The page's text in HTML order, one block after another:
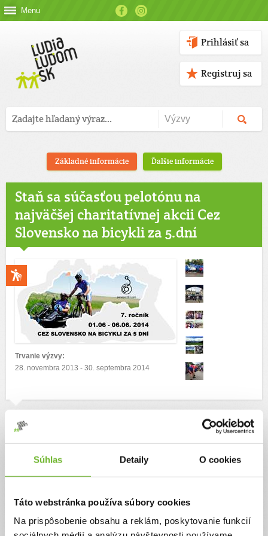
Súhlas Detaily O cookies
Táto webstránka používa súbory cookies
Na prispôsobenie obsahu a reklám, poskytovanie funkcií
Menu
Prihlásiť sa
Registruj sa
Základné informácie Ďalšie informácie
Staň sa súčasťou pelotónu na
najväčšej charitatívnej akcii Cez
Slovensko na bicykli za 5.dní
Trvanie výzvy:
28. novembra 2013 - 30. septembra 2014
Cieľ výzvy
Autor výzvy